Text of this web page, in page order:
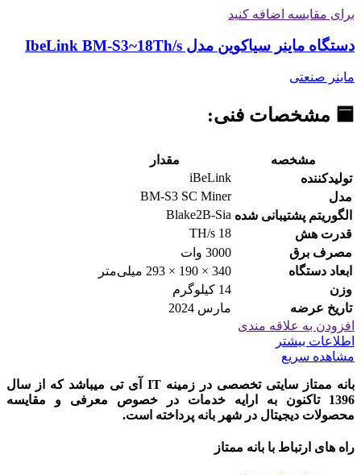
برای مقایسه اضافه کنید
دستگاه ماینر سیاکوین مدل IbeLink BM-S3~18Th/s
ماینر صنعتی
🟦 مشخصات فنی:
مشخصه
مقدار
تولیدکننده
iBeLink
مدل
BM-S3 SC Miner
الگوریتم پشتیبانی شده Blake2B-Sia
قدرت هش
18 TH/s
مصرف برق
3000 وات
ابعاد دستگاه
340 × 190 × 293 میلی‌متر
وزن
14 کیلوگرم
تاریخ عرضه
مارس 2024
افزودن به علاقه مندی
اطلاعات بیشتر
مشاهده سریع
بانه ممتاز سایتی تخصصی در زمینه IT آی تی میباشد که از سال
1396 تاکنون به ارایه خدمات در خصوص معرفی و مقایسه
محصولات دیجیتال در شهر بانه پرداخته است.
راه های ارتباط با بانه ممتاز